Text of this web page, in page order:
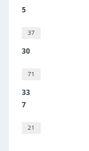
5
37
30
71
33
7
21